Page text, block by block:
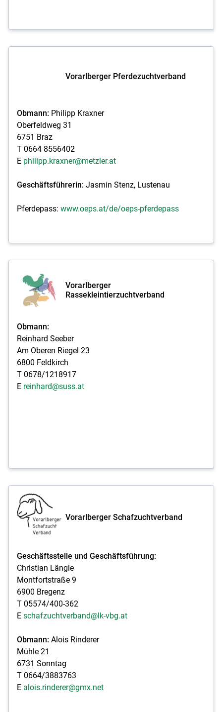
Vorarlberger Pferdezuchtverband
Obmann:Philipp Kraxner
Oberfeldweg 31
6751 Braz
T 0664 8556402
E philipp.kraxner@metzler.at
Geschäftsführerin:Jasmin Stenz, Lustenau
Pferdepass: www.oeps.at/de/oeps-pferdepass
Vorarlberger
Rassekleintierzuchtverband
Obmann:
Reinhard Seeber
Am Oberen Riegel 23
6800 Feldkirch
T 0678/1218917
E reinhard@suss.at
Vorarlberger Schafzuchtverband
Geschäftsstelle und Geschäftsführung:
Christian Längle
Montfortstraße 9
6900 Bregenz
T 05574/400-362
E schafzuchtverband@lk-vbg.at
Obmann: Alois Rinderer
Mühle 21
6731 Sonntag
T 0664/3883763
E alois.rinderer@gmx.net